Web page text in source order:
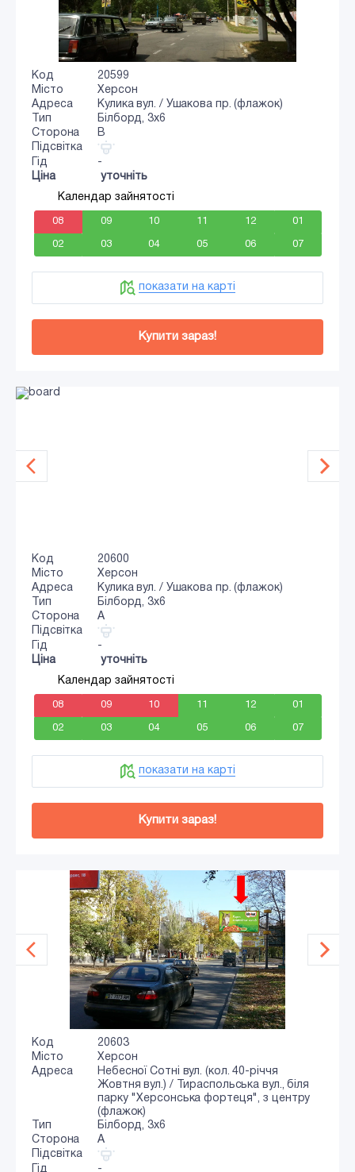
Код
20599
Місто
Херсон
Адреса
Кулика вул. / Ушакова пр. (флажок)
Тип
Білборд, 3x6
Сторона
B
Підсвітка
Гід
-
Ціна
уточніть
Календар зайнятості
08 09 10 11 12 01
02 03 04 05 06 07
показати на карті
Купити зараз!
Код
20600
Місто
Херсон
Адреса
Кулика вул. / Ушакова пр. (флажок)
Тип
Білборд, 3x6
Сторона
A
Підсвітка
Гід
-
Ціна
уточніть
Календар зайнятості
08 09 10 11 12 01
02 03 04 05 06 07
показати на карті
Купити зараз!
Код
20603
Місто
Херсон
Адреса
Небесної Сотні вул. (кол. 40-річчя
Жовтня вул.) / Тираспольська вул., біля
парку "Херсонська фортеця", з центру
(флажок)
Тип
Білборд, 3x6
Сторона
A
Підсвітка
Гід
-